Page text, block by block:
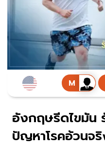
อังกฤษรีดไขมัน
ปัญหาโรคอ้วนจ